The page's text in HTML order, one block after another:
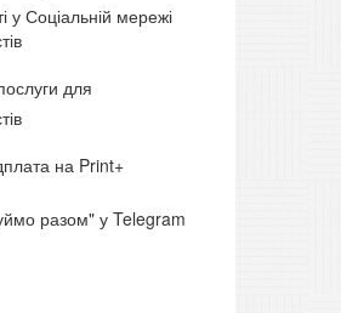
у Соціальній мережі
для
на Print+
разом" у Telegram